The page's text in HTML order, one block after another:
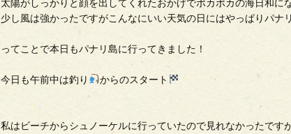
太陽がしっかりと顔を出してくれたおかげでポカポカの海日和に
少し風は強かったですがこんなにいい天気の日にはやっぱりパナ
ってことで本日もパナリ島に行ってきました！
今日も午前中は釣り からのスタート
私はビーチからシュノーケルに行っていたので見れなかったです